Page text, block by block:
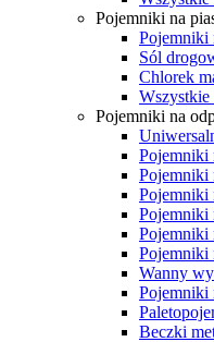
Pojemniki na
Pojemniki
Sól
Chlorek
Wszystkie
Pojemniki na
Pojemniki
Pojemniki
Pojemniki
Pojemniki
Pojemniki
Pojemniki
Wanny
Pojemniki
Beczki